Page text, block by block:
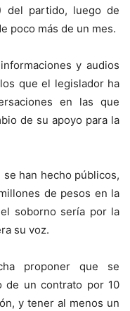
del partido, luego de
poco más de un mes.
y audios
que el legislador ha
en las que
de su apoyo para la
han hecho públicos,
de pesos en la
soborno sería por la
su voz.
proponer que se
de un contrato por 10
y tener al menos un